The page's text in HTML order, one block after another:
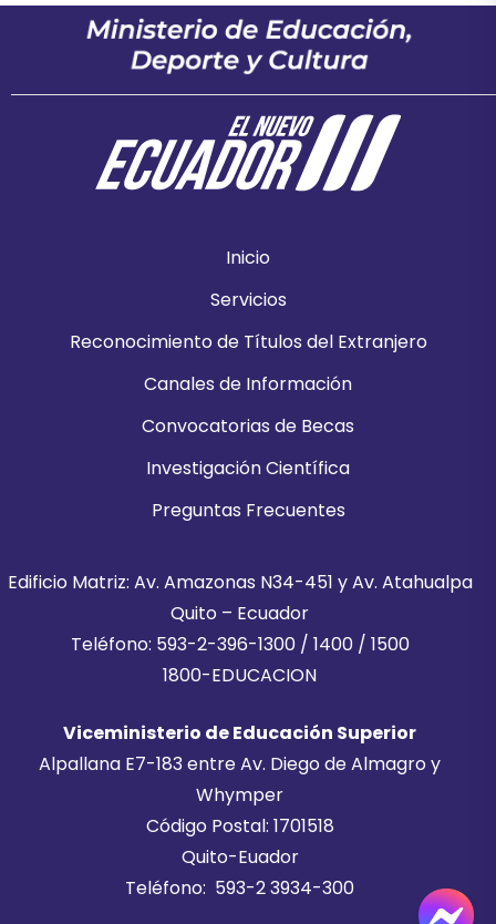
Inicio
Servicios
Reconocimiento de Títulos del Extranjero
Canales de Información
Convocatorias de Becas
Investigación Científica
Preguntas Frecuentes
Edificio Matriz: Av. Amazonas N34-451 y Av. Atahualpa
Quito – Ecuador
Teléfono: 593-2-396-1300 / 1400 / 1500
1800-EDUCACION
Viceministerio de Educación Superior
Alpallana E7-183 entre Av. Diego de Almagro y
Whymper
Código Postal: 1701518
Quito-Euador
Teléfono: 593-2 3934-300